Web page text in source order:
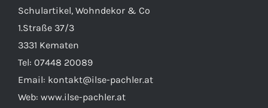
Schulartikel, Wohndekor & Co
1.Straße 37/3
3331 Kematen
Tel: 07448 20089
Email: kontakt@ilse-pachler.at
Web: www.ilse-pachler.at